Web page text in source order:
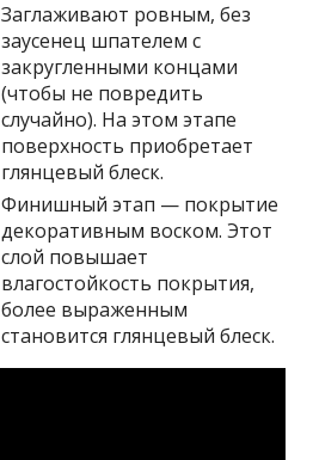
Заглаживают ровным, без
заусенец шпателем с
закругленными концами
(чтобы не повредить
случайно). На этом этапе
поверхность приобретает
глянцевый блеск.
Финишный этап — покрытие
декоративным воском. Этот
слой повышает
влагостойкость покрытия,
более выраженным
становится глянцевый блеск.